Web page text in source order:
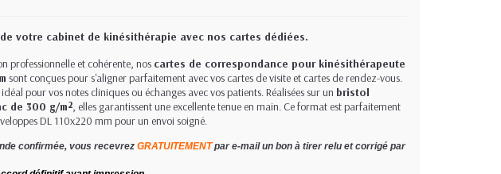
votre cabinet de kinésithérapie avec nos cartes dédiées.
professionnelle et cohérente, nos cartes de correspondance pour kinésithérapeute
sont conçues pour s'aligner parfaitement avec vos cartes de visite et cartes de rendez-vous.
pour vos notes cliniques ou échanges avec vos patients. Réalisées sur un bristol
de 300 g/m², elles garantissent une excellente tenue en main. Ce format est parfaitement
DL 110x220 mm pour un envoi soigné.
confirmée, vous recevrez GRATUITEMENT par e-mail un bon à tirer relu et corrigé par